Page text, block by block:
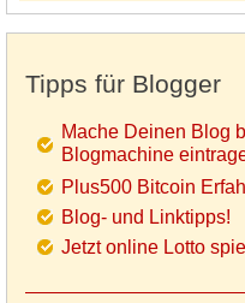
Tipps für Blogger
Mache Deinen Blog
Blogmachine
Plus500 Bitcoin
Blog- und Linktipps!
Jetzt online Lotto